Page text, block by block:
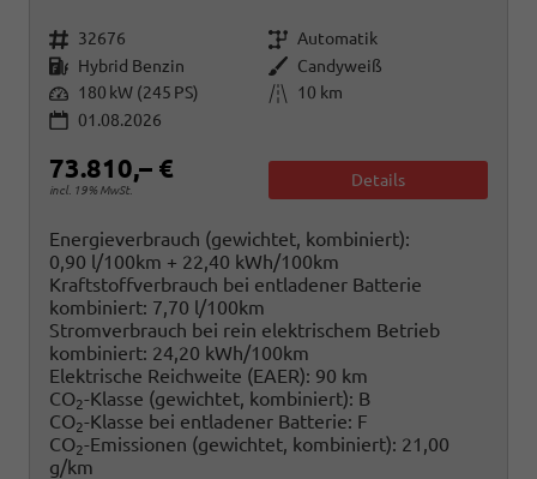
Fahrzeugnr. 32676 Getriebe Automatik
Kraftstoff Hybrid Benzin Außenfarbe Candyweiß
Leistung 180 kW (245 PS) Kilometerstand
10 km
01.08.2026
73.810,– €
incl. 19% MwSt.
Details
Energieverbrauch (gewichtet, kombiniert):
0,90 l/100km + 22,40 kWh/100km
Kraftstoffverbrauch bei entladener Batterie
kombiniert: 7,70 l/100km
Stromverbrauch bei rein elektrischem Betrieb
kombiniert: 24,20 kWh/100km
Elektrische Reichweite (EAER): 90 km
CO2-Klasse (gewichtet, kombiniert): B
CO2-Klasse bei entladener Batterie: F
CO2-Emissionen (gewichtet, kombiniert): 21,00
g/km